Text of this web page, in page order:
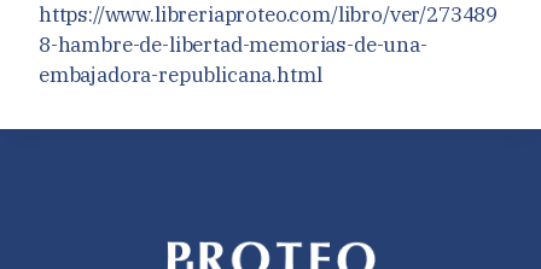
https://www.libreriaproteo.com/libro/ver/273489
8-hambre-de-libertad-memorias-de-una-
embajadora-republicana.html